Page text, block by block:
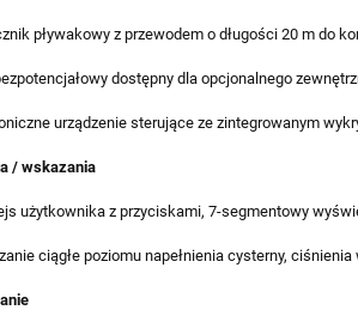
pływakowy z przewodem o długości 20 m do
dostępny dla opcjonalnego
urządzenie sterujące ze zintegrowanym
/ wskazania
użytkownika z przyciskami, 7-segmentowy
ciągłe poziomu napełnienia cysterny,